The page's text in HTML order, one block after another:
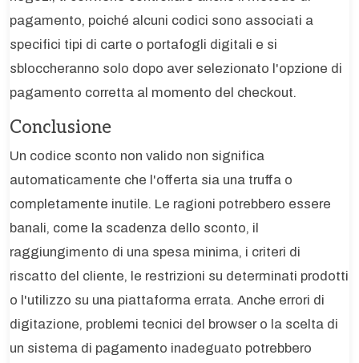
pagamento, poiché alcuni codici sono associati a
specifici tipi di carte o portafogli digitali e si
sbloccheranno solo dopo aver selezionato l'opzione di
pagamento corretta al momento del checkout.
Conclusione
Un codice sconto non valido non significa
automaticamente che l'offerta sia una truffa o
completamente inutile. Le ragioni potrebbero essere
banali, come la scadenza dello sconto, il
raggiungimento di una spesa minima, i criteri di
riscatto del cliente, le restrizioni su determinati prodotti
o l'utilizzo su una piattaforma errata. Anche errori di
digitazione, problemi tecnici del browser o la scelta di
un sistema di pagamento inadeguato potrebbero